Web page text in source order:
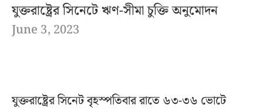
যুক্তরাষ্ট্রের সিনেটে ঋণ-সীমা চুক্তি অনুমোদন
June 3, 2023
যুক্তরাষ্ট্রের সিনেট বৃহস্পতিবার রাতে ৬৩-৩৬ ভোটে